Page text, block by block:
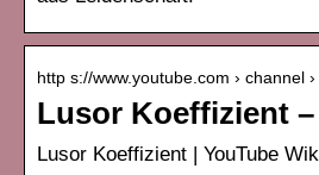
http s://www.youtube.com › channel
Lusor Koeffizient –
Lusor Koeffizient | YouTube